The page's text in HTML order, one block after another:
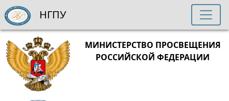
МИНИСТЕРСТВО ПРОСВЕЩЕНИЯ
РОССИЙСКОЙ ФЕДЕРАЦИИ
НГПУ